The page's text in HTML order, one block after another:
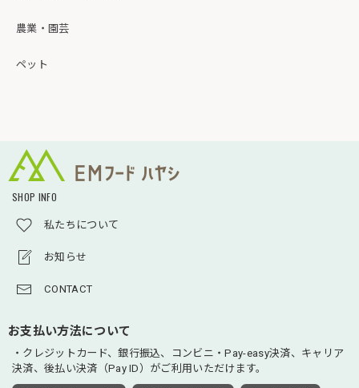
農業・園芸
ペット
SHOP INFO
私たちについて
お知らせ
CONTACT
お支払い方法について
・クレジットカード、銀行振込、コンビニ・Pay-easy決済、キャリア
決済、後払い決済（Pay ID）がご利用いただけます。